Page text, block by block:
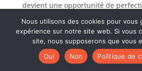
devient une opportunité de
un équipement bien choisi, adapté
à votre niveau d’expérience.
Nous utilisons des cookies pour vous
expérience sur notre site web. Si vous
site, nous supposerons que vous
Oui
Non Politique de